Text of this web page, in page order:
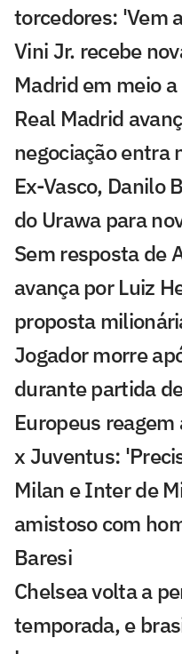
torcedores: 'Vem
Vini Jr. recebe
Madrid em meio
Real Madrid
negociação entra
Ex-Vasco, Danilo
do Urawa para
Sem resposta de
avança por Luiz
proposta
Jogador morre
durante partida
Europeus
x Juventus:
Milan e Inter de
amistoso com
Baresi
Chelsea volta a
temporada, e